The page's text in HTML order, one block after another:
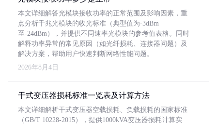
本文详细解答光模块接收功率的正常范围及影响因素，重
点分析千兆光模块的收光标准（典型值为-3dBm
至-24dBm），并提供不同速率光模块的参考值表格。同时
解释功率异常的常见原因（如光纤损耗、连接器问题）及
解决方案，帮助用户快速判断网络性能问题。
2026年8月4日
干式变压器损耗标准一览表及计算方法
本文详细解析干式变压器空载损耗、负载损耗的国家标准
（GB/T 10228-2015），提供1000kVA变压器损耗计算实